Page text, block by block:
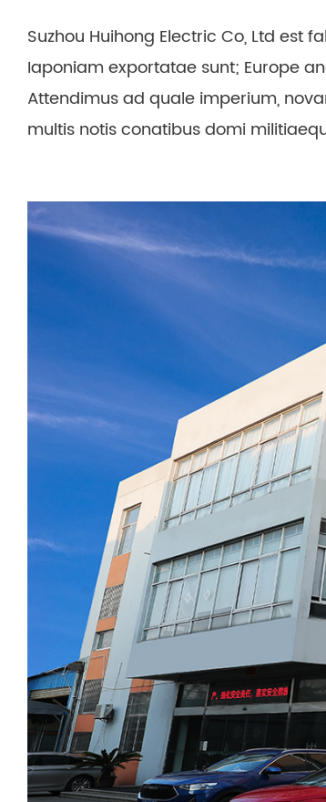
Suzhou Huihong Electric Co, Ltd
Iaponiam exportatae sunt; Europe
Attendimus ad quale imperium,
multis notis conatibus domi